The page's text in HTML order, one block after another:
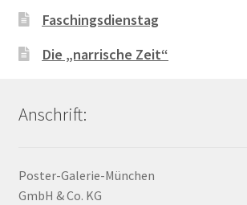
Faschingsdienstag
Die „narrische Zeit“
Anschrift:
Poster-Galerie-München
GmbH & Co. KG